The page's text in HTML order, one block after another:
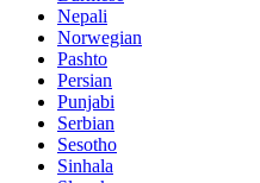
Nepali
Norwegian
Pashto
Persian
Punjabi
Serbian
Sesotho
Sinhala